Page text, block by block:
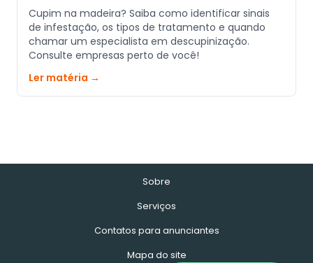
Cupim na madeira? Saiba como identificar sinais
de infestação, os tipos de tratamento e quando
chamar um especialista em descupinização.
Consulte empresas perto de você!
Ler matéria →
Sobre
Serviços
Contatos para anunciantes
Mapa do site